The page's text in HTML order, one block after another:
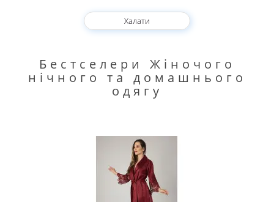
Халати
Бестселери Жіночого
нічного та домашнього
одягу